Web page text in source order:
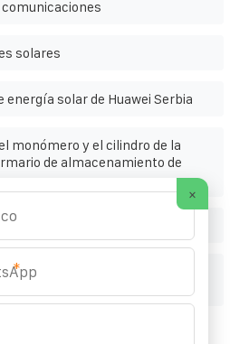
solares
solar de Huawei Serbia
monómero y el cilindro de la
de almacenamiento de
solar Condensador de faradios
toma de corriente de
×
*